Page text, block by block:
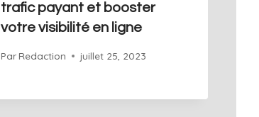
trafic payant et booster
votre visibilité en ligne
Par Redaction juillet 25, 2023